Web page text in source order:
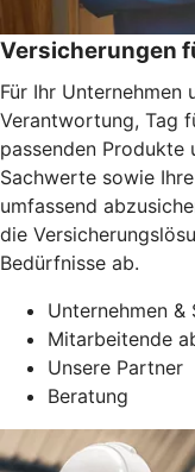
Versicherungen
Für Ihr Unternehmen
Verantwortung, Tag
passenden Produkte
Sachwerte sowie
umfassend
die
Bedürfnisse ab.
Unternehmen
Mitarbeitende
Unsere Partner
Beratung